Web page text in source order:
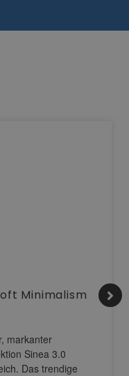
Minimalism
markanter
Sinea 3.0
Das trendige